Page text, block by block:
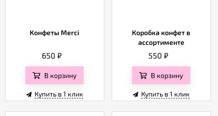
Конфеты Merci
650 ₽
В корзину
Купить в 1 клик
Коробка конфет в
ассортименте
550 ₽
В корзину
Купить в 1 клик